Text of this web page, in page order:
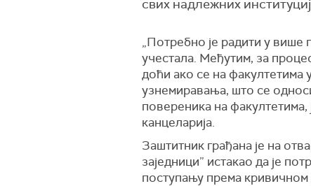
свих надлежних
„Потребно је радити у више
учестала. Међутим, за
доћи ако се на факултетима
узнемиравања, што се
повереника на
канцеларија.
Заштитник грађана је на
заједници” истакао да је
поступању према